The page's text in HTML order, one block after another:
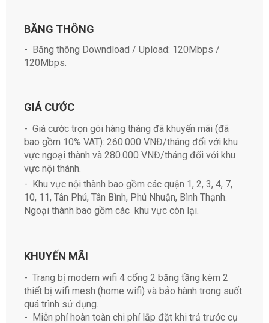
BĂNG THÔNG
- Băng thông Downdload / Upload: 120Mbps /
120Mbps.
GIÁ CƯỚC
- Giá cước trọn gói hàng tháng đã khuyến mãi (đã
bao gồm 10% VAT): 260.000 VNĐ/tháng đối với khu
vực ngoại thành và 280.000 VNĐ/tháng đối với khu
vực nội thành.
- Khu vực nội thành bao gồm các quận 1, 2, 3, 4, 7,
10, 11, Tân Phú, Tân Bình, Phú Nhuận, Bình Thạnh.
Ngoại thành bao gồm các khu vực còn lại.
KHUYẾN MÃI
- Trang bị modem wifi 4 cổng 2 băng tầng kèm 2
thiết bị wifi mesh (home wifi) và bảo hành trong suốt
quá trình sử dụng.
- Miễn phí hoàn toàn chi phí lắp đặt khi trả trước cụ